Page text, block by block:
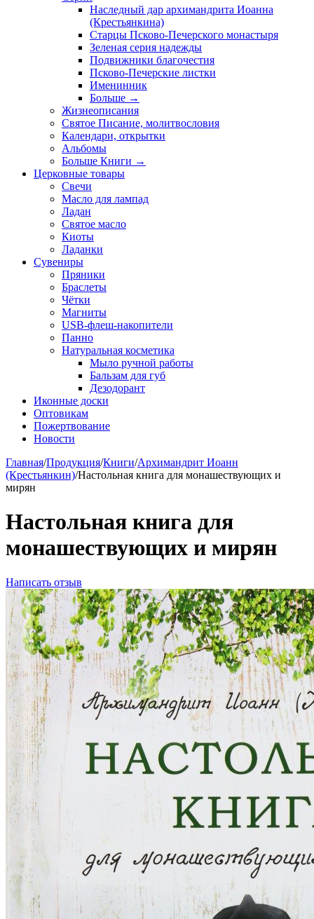
Наследный дар архимандрита Иоанна
(Крестьянкина)
Старцы Псково-Печерского монастыря
Зеленая серия надежды
Подвижники благочестия
Псково-Печерские листки
Именинник
Больше →
Жизнеописания
Святое Писание, молитвословия
Календари, открытки
Альбомы
Больше Книги →
Церковные товары
Свечи
Масло для лампад
Ладан
Святое масло
Киоты
Ладанки
Сувениры
Пряники
Браслеты
Чётки
Магниты
USB-флеш-накопители
Панно
Натуральная косметика
Мыло ручной работы
Бальзам для губ
Дезодорант
Иконные доски
Оптовикам
Пожертвование
Новости
Главная/Продукция/Книги/Архимандрит Иоанн
(Крестьянкин)/Настольная книга для монашествующих и
мирян
Настольная книга для
монашествующих и мирян
Написать отзыв